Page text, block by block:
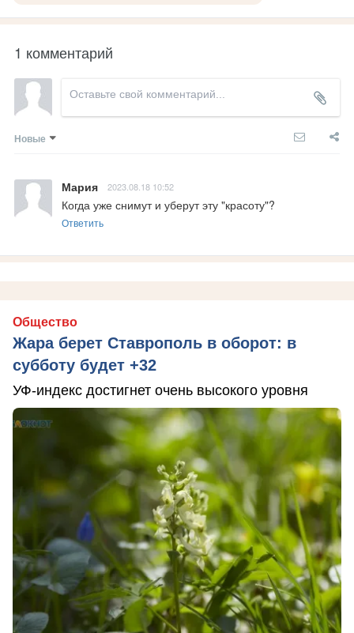
1 комментарий
Новые
Мария 2023.08.18 10:52
Когда уже снимут и уберут эту "красоту"?
Ответить
Общество
Жара берет Ставрополь в оборот: в
субботу будет +32
УФ-индекс достигнет очень высокого уровня